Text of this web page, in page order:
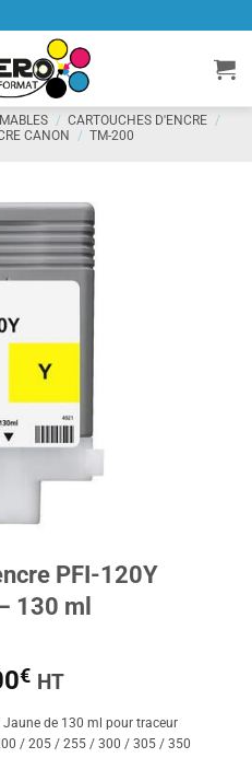
/ CARTOUCHES D'ENCRE /
CANON
/ TM-200
PFI-120Y
130 ml
€ HT
Jaune de 130 ml pour traceur
/ 205 / 255 / 300 / 305 / 350